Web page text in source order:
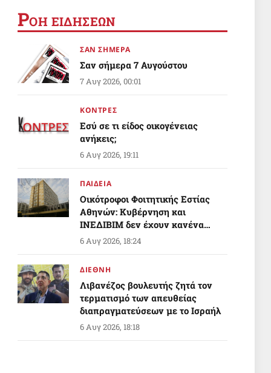
ΡΟΗ ΕΙΔΗΣΕΩΝ
ΣΑΝ ΣΗΜΕΡΑ
Σαν σήμερα 7 Αυγούστου
7 Αυγ 2026, 00:01
ΚΟΝΤΡΕΣ
Εσύ σε τι είδος οικογένειας
ανήκεις;
6 Αυγ 2026, 19:11
ΠΑΙΔΕΙΑ
Οικότροφοι Φοιτητικής Εστίας
Αθηνών: Κυβέρνηση και
ΙΝΕΔΙΒΙΜ δεν έχουν κανένα
σχέδιο για το που θα μείνουν
6 Αυγ 2026, 18:24
ΔΙΕΘΝΗ
Λιβανέζος βουλευτής ζητά τον
τερματισμό των απευθείας
διαπραγματεύσεων με το Ισραήλ
6 Αυγ 2026, 18:18